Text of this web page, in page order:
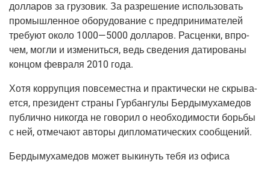
дол­ла­ров за гру­зо­вик. За раз­ре­ше­ние исполь­зо­вать
про­мыш­лен­ное обо­ру­до­ва­ние с пред­при­ни­ма­те­лей
тре­бу­ют око­ло 1000—5000 дол­ла­ров. Рас­цен­ки, впро­
чем, мог­ли и изме­нить­ся, ведь све­де­ния дати­ро­ва­ны
кон­цом фев­ра­ля 2010 года.
Хотя кор­руп­ция повсе­мест­на и прак­ти­че­ски не скры­ва­
ет­ся, пре­зи­дент стра­ны Гур­бан­гу­лы Бер­ды­му­ха­ме­дов
пуб­лич­но нико­гда не гово­рил о необ­хо­ди­мо­сти борь­бы
с ней, отме­ча­ют авто­ры дипло­ма­ти­че­ских сообщений.
Бер­ды­му­ха­ме­дов может выки­нуть тебя из офиса